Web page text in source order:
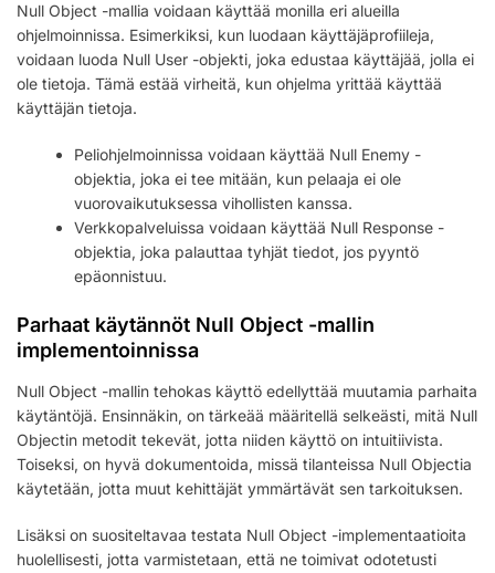
Null Object -mallia voidaan käyttää monilla eri alueilla
ohjelmoinnissa. Esimerkiksi, kun luodaan käyttäjäprofiileja,
voidaan luoda Null User -objekti, joka edustaa käyttäjää, jolla ei
ole tietoja. Tämä estää virheitä, kun ohjelma yrittää käyttää
käyttäjän tietoja.
Peliohjelmoinnissa voidaan käyttää Null Enemy -
objektia, joka ei tee mitään, kun pelaaja ei ole
vuorovaikutuksessa vihollisten kanssa.
Verkkopalveluissa voidaan käyttää Null Response -
objektia, joka palauttaa tyhjät tiedot, jos pyyntö
epäonnistuu.
Parhaat käytännöt Null Object -mallin
implementoinnissa
Null Object -mallin tehokas käyttö edellyttää muutamia parhaita
käytäntöjä. Ensinnäkin, on tärkeää määritellä selkeästi, mitä Null
Objectin metodit tekevät, jotta niiden käyttö on intuitiivista.
Toiseksi, on hyvä dokumentoida, missä tilanteissa Null Objectia
käytetään, jotta muut kehittäjät ymmärtävät sen tarkoituksen.
Lisäksi on suositeltavaa testata Null Object -implementaatioita
huolellisesti, jotta varmistetaan, että ne toimivat odotetusti